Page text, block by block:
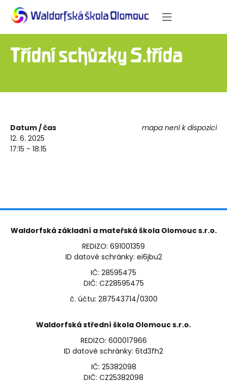
Třídní schůzky 5.třída
mapa není k dispozici
Datum / čas
12. 6. 2025
17:15 - 18:15
Waldorfská základní a mateřská škola Olomouc s.r.o.
REDIZO: 691001359
ID datové schránky: ei6jbu2
IČ: 28595475
DIČ: CZ28595475
č. účtu: 287543714/0300
Waldorfská střední škola Olomouc s.r.o.
REDIZO: 600017966
ID datové schránky: 6td3fh2
IČ: 25382098
DIČ: CZ25382098